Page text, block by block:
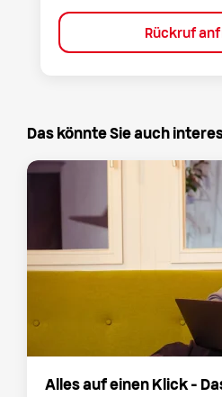
Rückruf
Das könnte Sie auch
Alles auf einen Klick –